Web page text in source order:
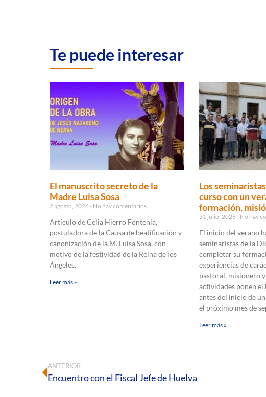
Te puede interesar
El manuscrito secreto de la
Madre Luisa Sosa
2 agosto, 2026 No hay comentarios
Artículo de Celia Hierro Fontenla,
postuladora de la Causa de beatificación y
canonización de la M. Luisa Sosa, con
motivo de la festividad de la Reina de los
Ángeles.
Leer más »
Los
curso con un
formación,
31 julio, 2026 No hay
El inicio del verano
seminaristas de la
completar su
experiencias de
pastoral, misionero
actividades ponen
antes del inicio de
el próximo mes de
Leer más »
ANTERIOR
Encuentro con el Fiscal Jefe de Huelva